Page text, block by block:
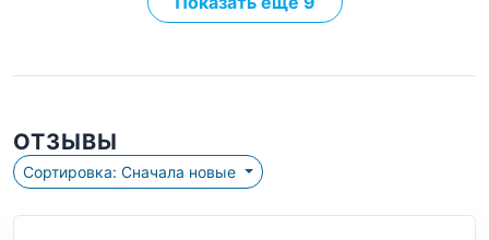
ОТЗЫВЫ
Сортировка: Сначала новые